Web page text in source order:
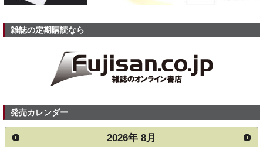
雑誌の定期購読なら
発売カレンダー
2026年 8月